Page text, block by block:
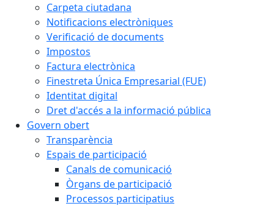
Carpeta ciutadana
Notificacions electròniques
Verificació de documents
Impostos
Factura electrònica
Finestreta Única Empresarial (FUE)
Identitat digital
Dret d'accés a la informació pública
Govern obert
Transparència
Espais de participació
Canals de comunicació
Òrgans de participació
Processos participatius